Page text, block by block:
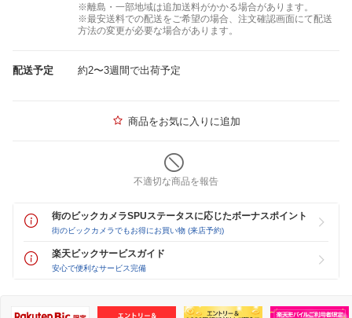
※離島・一部地域は追加送料がかかる場合があります。
※最安送料での配送をご希望の場合、注文確認画面にて配送
方法の変更が必要な場合があります。
配送予定 約2〜3週間で出荷予定
商品をお気に入りに追加
不適切な商品を報告
街のビックカメラSPUステータスに応じたボーナスポイント
街のビックカメラでもお得にお買い物 (来店予約)
楽天ビックサービスガイド
安心で便利なサービス完備